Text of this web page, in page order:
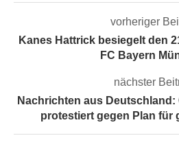
vorheriger
Kanes Hattrick besiegelt den
FC Bayern
nächster
Nachrichten aus
protestiert gegen Plan für